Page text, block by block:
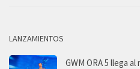
LANZAMIENTOS
GWM ORA 5 llega